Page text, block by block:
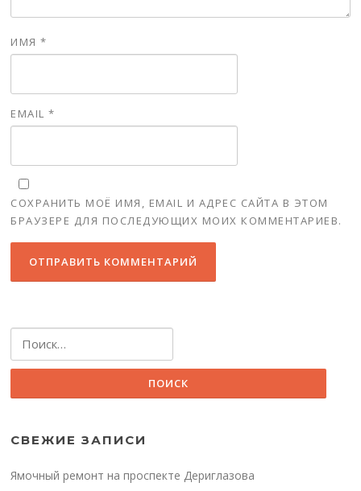
ИМЯ*
EMAIL*
СОХРАНИТЬ МОЁ ИМЯ, EMAIL И АДРЕС САЙТА В ЭТОМ
БРАУЗЕРЕ ДЛЯ ПОСЛЕДУЮЩИХ МОИХ КОММЕНТАРИЕВ.
СВЕЖИЕ ЗАПИСИ
Ямочный ремонт на проспекте Дериглазова